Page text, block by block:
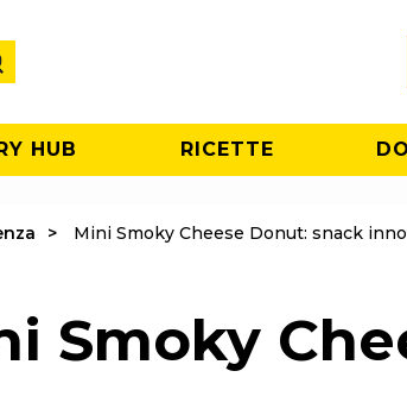
HUB RICETTE
Mini Smoky Cheese Donut: snack
Smoky